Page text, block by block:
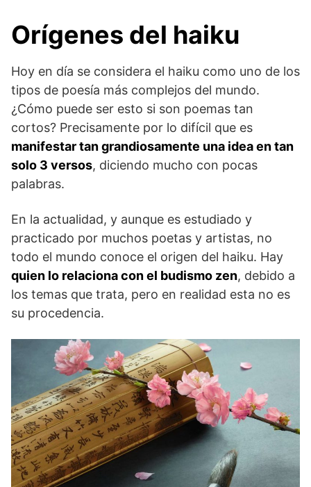
Orígenes del haiku
Hoy en día se considera el haiku como uno de los
tipos de poesía más complejos del mundo.
¿Cómo puede ser esto si son poemas tan
cortos? Precisamente por lo difícil que es
manifestar tan grandiosamente una idea en tan
solo 3 versos, diciendo mucho con pocas
palabras.
En la actualidad, y aunque es estudiado y
practicado por muchos poetas y artistas, no
todo el mundo conoce el origen del haiku. Hay
quien lo relaciona con el budismo zen, debido a
los temas que trata, pero en realidad esta no es
su procedencia.